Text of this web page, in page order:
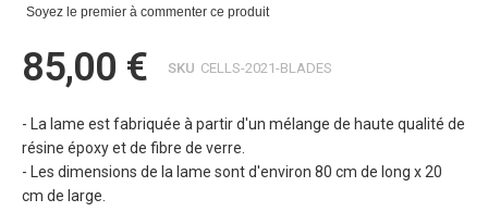
images
Soyez le premier à commenter ce produit
85,00 € SKU CELLS-2021-BLADES
- La lame est fabriquée à partir d'un mélange de haute qualité de
résine époxy et de fibre de verre.
- Les dimensions de la lame sont d'environ 80 cm de long x 20
cm de large.